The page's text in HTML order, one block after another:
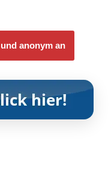
anonym an